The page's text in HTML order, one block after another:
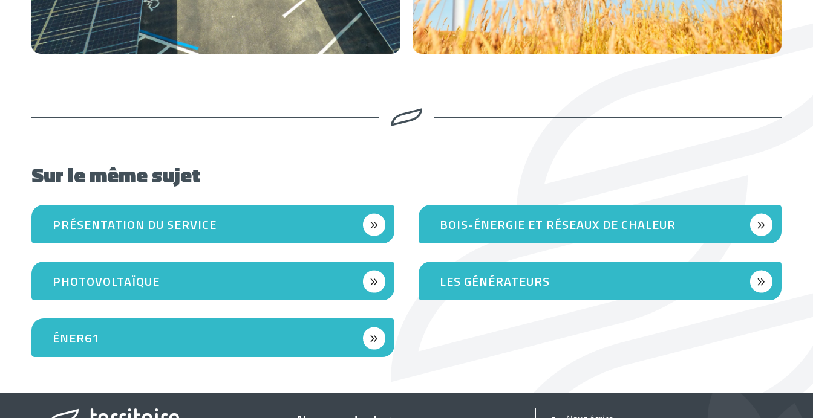
Sur le même sujet
PRÉSENTATION DU SERVICE BOIS-ÉNERGIE ET RÉSEAUX DE CHALEUR
PHOTOVOLTAÏQUE LES GÉNÉRATEURS
ÉNER61